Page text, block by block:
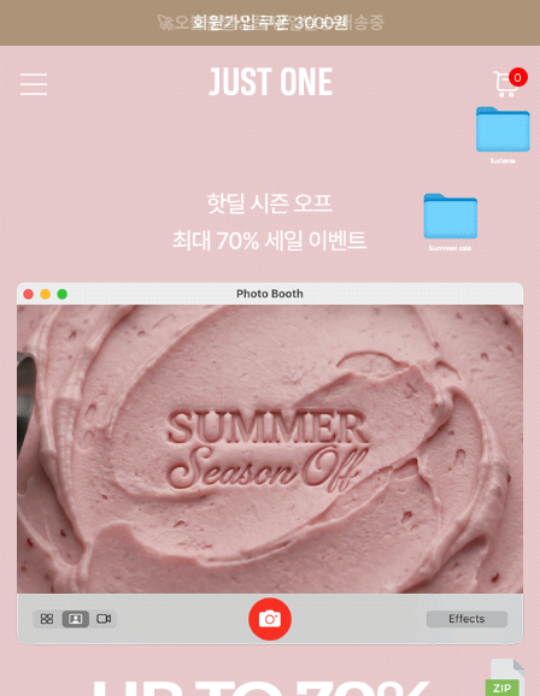
앱 다운로드 10% 할인쿠폰
🚀오늘출발상품 당일발송 배송중
회원가입 쿠폰 3000원
0
팬츠